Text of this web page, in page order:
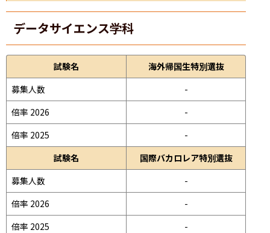
データサイエンス学科
試験名
海外帰国生特別選抜
募集人数
-
倍率 2026
-
倍率 2025
-
試験名
国際バカロレア特別選抜
募集人数
-
倍率 2026
-
倍率 2025
-